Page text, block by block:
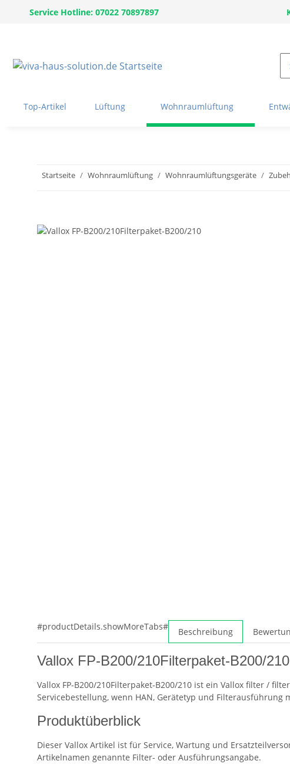
Service Hotline: 07022 70897897
Top-Artikel Lüftung Wohnraumlüftung
Startseite Wohnraumlüftung Wohnraumlüftungsgeräte
#productDetails.showMoreTabs# Beschreibung
Vallox FP-B200/210Filterpaket-B200/
Vallox FP-B200/210Filterpaket-B200/210 ist ein Vallox filter /
Servicebestellung, wenn HAN, Gerätetyp und
Produktüberblick
Dieser Vallox Artikel ist für Service, Wartung und
Artikelnamen genannte Filter- oder Ausführungsangabe.